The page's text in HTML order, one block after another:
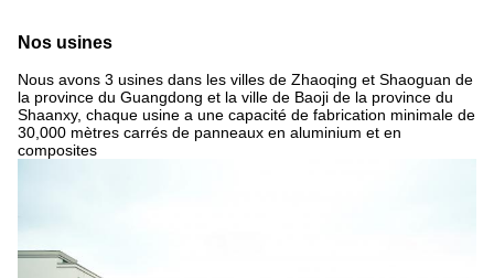
Nos usines
Nous avons 3 usines dans les villes de Zhaoqing et Shaoguan de
la province du Guangdong et la ville de Baoji de la province du
Shaanxy, chaque usine a une capacité de fabrication minimale de
30,000 mètres carrés de panneaux en aluminium et en
composites